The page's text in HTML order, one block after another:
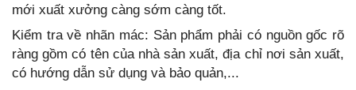
mới xuất xưởng càng sớm càng tốt.
Kiểm tra về nhãn mác: Sản phẩm phải có nguồn gốc rõ
ràng gồm có tên của nhà sản xuất, địa chỉ nơi sản xuất,
có hướng dẫn sử dụng và bảo quản,...